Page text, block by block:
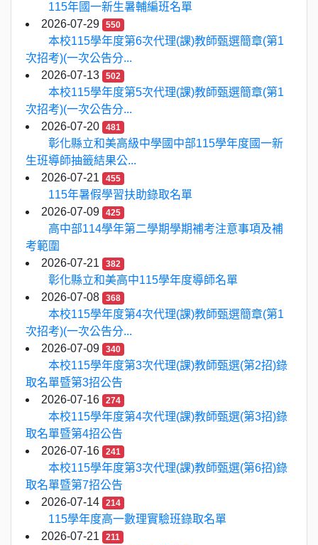
115年國一新生暑輔編班名單
2026-07-29
550
本校115學年度第6次代理(課)教師甄選簡章(第1
次招考)(一次公告分...
2026-07-13
502
本校115學年度第5次代理(課)教師甄選簡章(第1
次招考)(一次公告分...
2026-07-20
481
彰化縣立和美高級中學國中部115學年度國一新
生班導師抽籤結果公...
2026-07-21
455
115年暑假學習扶助錄取名單
2026-07-09
425
高中部114學年第二學期學期補考注意事項及補
考範圍
2026-07-21
382
彰化縣立和美高中115學年度導師名單
2026-07-08
368
本校115學年度第4次代理(課)教師甄選簡章(第1
次招考)(一次公告分...
2026-07-09
340
本校115學年度第3次代理(課)教師甄選(第2招)錄
取名單暨第3招公告
2026-07-16
274
本校115學年度第4次代理(課)教師甄選(第3招)錄
取名單暨第4招公告
2026-07-16
241
本校115學年度第3次代理(課)教師甄選(第6招)錄
取名單暨第7招公告
2026-07-14
214
115學年度高一數理實驗班錄取名單
2026-07-21
211